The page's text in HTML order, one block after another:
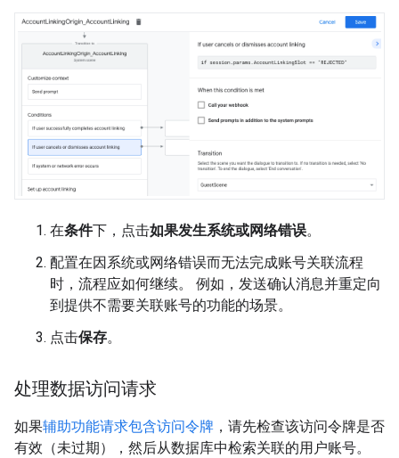
在条件下，点击如果发生系统或网络错误。
配置在因系统或网络错误而无法完成账号关联流程
时，流程应如何继续。 例如，发送确认消息并重定向
到提供不需要关联账号的功能的场景。
点击保存。
处理数据访问请求
如果辅助功能请求包含访问令牌 ，请先检查该访问令牌是否
有效（未过期），然后从数据库中检索关联的用户账号。